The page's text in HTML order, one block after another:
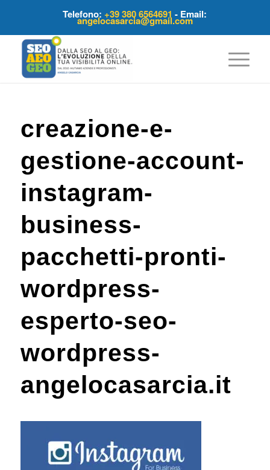
Telefono:+39 380 6564691 - Email:
angelocasarcia@gmail.com
creazione-e-
gestione-account-
instagram-
business-
pacchetti-pronti-
wordpress-
esperto-seo-
wordpress-
angelocasarcia.it